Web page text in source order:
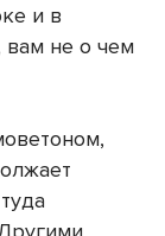
и в
вам не о чем